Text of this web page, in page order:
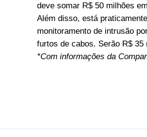
deve somar R$ 50 milhões
Além disso, está
monitoramento de intrusão
furtos de cabos. Serão R$
*Com informações da